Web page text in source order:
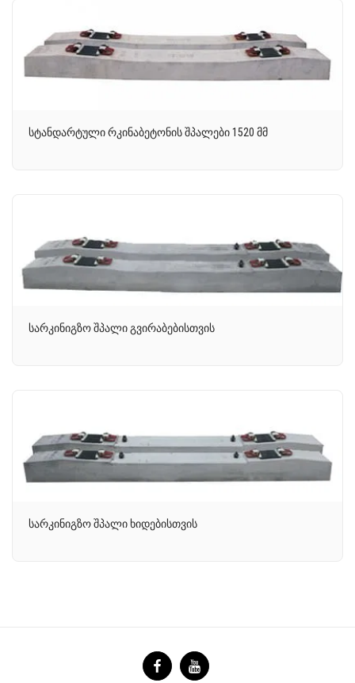
სტანდარტული რკინაბეტონის შპალები 1520 მმ
სარკინიგზო შპალი გვირაბებისთვის
სარკინიგზო შპალი ხიდებისთვის